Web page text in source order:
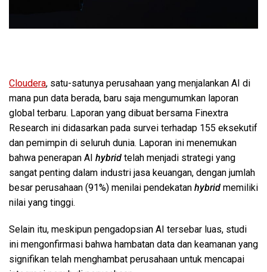
Cloudera, satu-satunya perusahaan yang menjalankan AI di
mana pun data berada, baru saja mengumumkan laporan
global terbaru. Laporan yang dibuat bersama Finextra
Research ini didasarkan pada survei terhadap 155 eksekutif
dan pemimpin di seluruh dunia. Laporan ini menemukan
bahwa penerapan AI hybrid telah menjadi strategi yang
sangat penting dalam industri jasa keuangan, dengan jumlah
besar perusahaan (91%) menilai pendekatan hybrid memiliki
nilai yang tinggi.
Selain itu, meskipun pengadopsian AI tersebar luas, studi
ini mengonfirmasi bahwa hambatan data dan keamanan yang
signifikan telah menghambat perusahaan untuk mencapai